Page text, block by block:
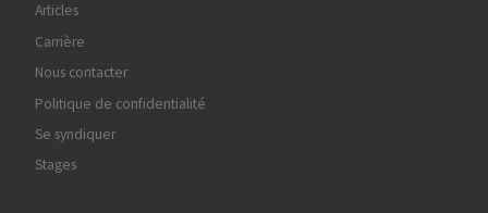
Articles
Carrière
Nous contacter
Politique de confidentialité
Se syndiquer
Stages